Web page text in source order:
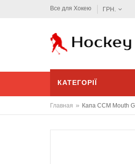
Все для Хокею ГРН.
КАТЕГОРІЇ
Главная » Капа CCM Mouth